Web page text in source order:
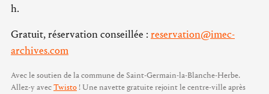
h.
Gratuit, réservation conseillée : reservation@imec-
archives.com
Avec le soutien de la commune de Saint-Germain-la-Blanche-Herbe.
Allez-y avecTwisto ! Une navette gratuite rejoint le centre-ville après